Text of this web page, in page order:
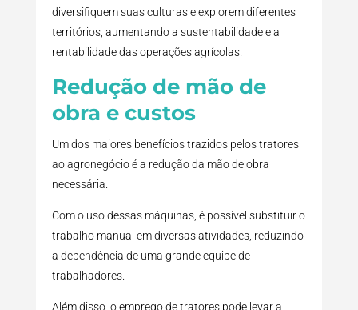
diversifiquem suas culturas e explorem diferentes
territórios, aumentando a sustentabilidade e a
rentabilidade das operações agrícolas.
Redução de mão de
obra e custos
Um dos maiores benefícios trazidos pelos tratores
ao agronegócio é a redução da mão de obra
necessária.
Com o uso dessas máquinas, é possível substituir o
trabalho manual em diversas atividades, reduzindo
a dependência de uma grande equipe de
trabalhadores.
Além disso, o emprego de tratores pode levar a